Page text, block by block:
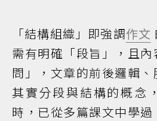
「結構組織」即強調作文
需有明確「段旨」，且
問」，文章的前後邏輯、
其實分段與結構的概念
時，已從多篇課文中學